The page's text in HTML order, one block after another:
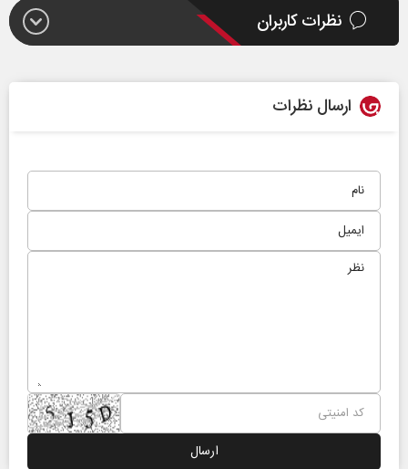
نظرات کاربران
ارسال نظرات